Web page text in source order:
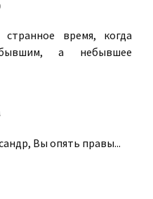
время, когда
а небывшее
Вы опять правы...